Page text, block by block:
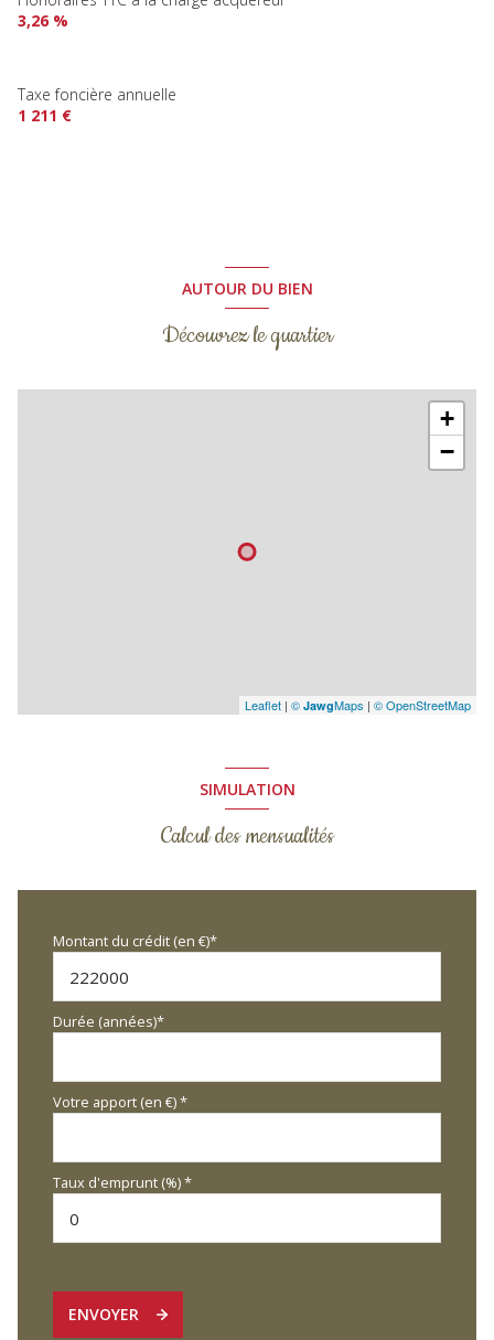
3,26 %
Taxe foncière annuelle
1 211 €
AUTOUR DU BIEN
Découvrez le quartier
+
−
Leaflet | © JawgMaps | © OpenStreetMap
SIMULATION
Calcul des mensualités
Montant du crédit (en €)*
Durée (années)*
Votre apport (en €) *
Taux d'emprunt (%) *
ENVOYER